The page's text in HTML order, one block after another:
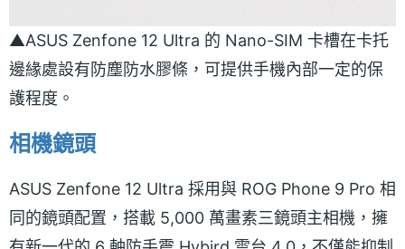
▲ASUS Zenfone 12 Ultra 的 Nano-SIM 卡槽在卡托
邊緣處設有防塵防水膠條，可提供手機內部一定的保
護程度。
相機鏡頭
ASUS Zenfone 12 Ultra 採用與 ROG Phone 9 Pro 相
同的鏡頭配置，搭載 5,000 萬畫素三鏡頭主相機，擁